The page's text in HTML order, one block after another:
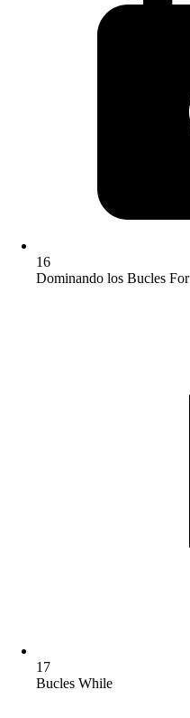
16
Dominando los Bucles For
17
Bucles While